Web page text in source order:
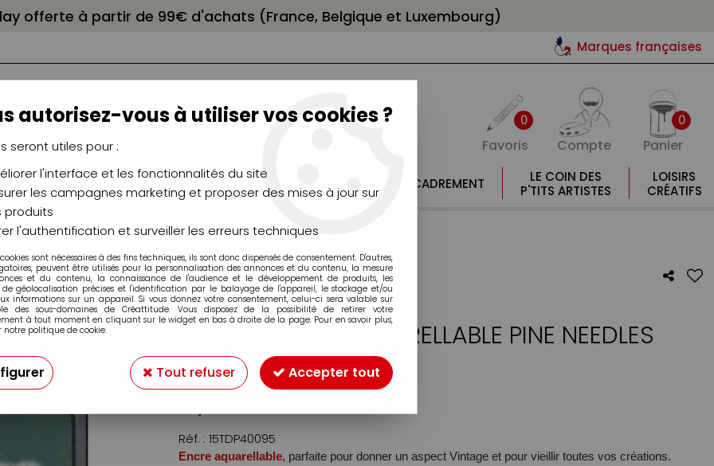
offerte à partir de 99€ d'achats (France, Belgique et Luxembourg)
Marques françaises
0
Favoris Compte
0
Panier
CHÂSSIS
CHEVALETS
AÉROGRAPHIE
MODÉLISME
MOULAGE
ENCADREMENT
LE COIN DES
P'TITS ARTISTES
LOISIRS
CRÉATIFS
>Encres>DISTRESS MINI AQUARELLABLE PINE NEEDLES
DISTRESS MINI AQUARELLABLE PINE NEEDLES
Soyez le premier à donner votre avis !
4,49 €
Réf. : 15TDP40095
Encre aquarellable, parfaite pour donner un aspect Vintage et pour vieillir toutes vos créations.
autorisez-vous à utiliser vos cookies ?
seront utiles pour :
l'interface et les fonctionnalités du site
les campagnes marketing et proposer des mises à jour sur
produits
l'authentification et surveiller les erreurs techniques
sont nécessaires à des fins techniques, ils sont donc dispensés de consentement. D'autres,
peuvent être utilisés pour la personnalisation des annonces et du contenu, la mesure
et du contenu, la connaissance de l'audience et le développement de produits, les
de géolocalisation précises et l'identification par le balayage de l'appareil, le stockage et/ou
informations sur un appareil. Si vous donnez votre consentement, celui-ci sera valable sur
des sous-domaines de Créattitude. Vous disposez de la possibilité de retirer votre
à tout moment en cliquant sur le widget en bas à droite de la page. Pour en savoir plus,
notre politique de cookie.
Tout refuser Accepter tout